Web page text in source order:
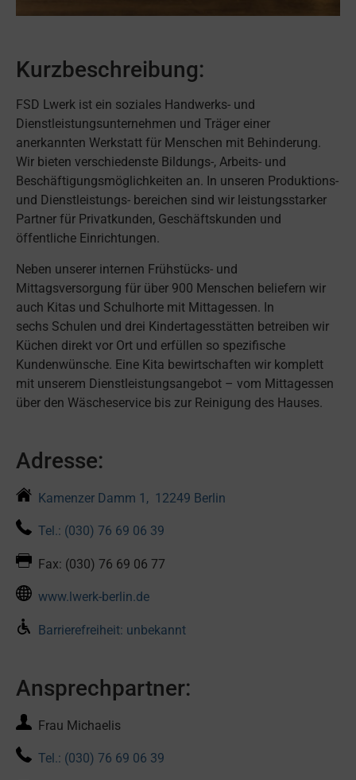
Kurzbeschreibung:
FSD Lwerk ist ein soziales Handwerks- und
Dienstleistungsunternehmen und Träger einer
anerkannten Werkstatt für Menschen mit Behinderung.
Wir bieten verschiedenste Bildungs-, Arbeits- und
Beschäftigungsmöglichkeiten an. In unseren Produktions-
und Dienstleistungs- bereichen sind wir leistungsstarker
Partner für Privatkunden, Geschäftskunden und
öffentliche Einrichtungen.
Neben unserer internen Frühstücks- und
Mittagsversorgung für über 900 Menschen beliefern wir
auch Kitas und Schulhorte mit Mittagessen. In
sechs Schulen und drei Kindertagesstätten betreiben wir
Küchen direkt vor Ort und erfüllen so spezifische
Kundenwünsche. Eine Kita bewirtschaften wir komplett
mit unserem Dienstleistungsangebot – vom Mittagessen
über den Wäscheservice bis zur Reinigung des Hauses.
Adresse:
Kamenzer Damm 1, 12249 Berlin
Tel.: (030) 76 69 06 39
Fax: (030) 76 69 06 77
www.lwerk-berlin.de
Barrierefreiheit: unbekannt
Ansprechpartner:
Frau Michaelis
Tel.: (030) 76 69 06 39